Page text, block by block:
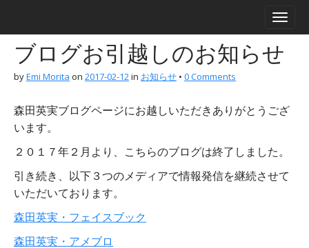
ii
ブログお引越しのお知らせ
byEmi Morita on 2017-02-12in お知らせ • 0 Comments
森田英実ブログページにお越しいただきありがとうござ
います。
２０１７年２月より、こちらのブログは終了しました。
引き続き、以下３つのメディアで情報発信を継続させて
いただいております。
森田英実・フェイスブック
森田英実・アメブロ